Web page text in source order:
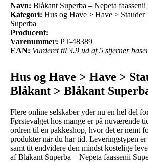
Navn: Blåkant Superba – Nepeta faassenii
Kategori: Hus og Have > Have >
Superba
Producent:
Varenummer: PT-48389
EAN: Vurderet til 3.9 ud af 5 stjerner
Hus og Have > Have >
Blåkant > Blåkant
Flere online selskaber yder nu en hel del
Førstevalget hos mange er på nuværende
ordren til en pakkeshop, hvor det er nemt
produkter når du har tid. Leveringstypen er
samt tit endvidere den mindst kostelige
af Blåkant Superba – Nepeta faassenii